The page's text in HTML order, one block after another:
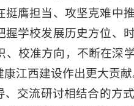
膺担当、攻坚克难中
学校发展历史方位、
校准方向，不断在深
江西建设作出更大贡献
交流研讨相结合的方